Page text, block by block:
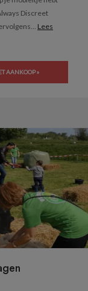
Discreet
Lees
AANKOOP »